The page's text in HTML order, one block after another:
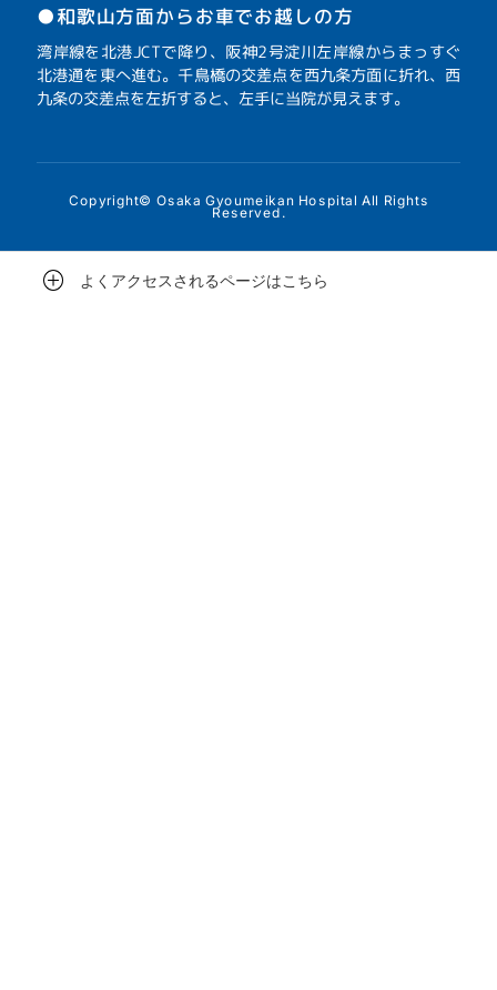
●和歌山方面からお車でお越しの方
湾岸線を北港JCTで降り、阪神2号淀川左岸線からまっすぐ
北港通を東へ進む。千鳥橋の交差点を西九条方面に折れ、西
九条の交差点を左折すると、左手に当院が見えます。
Copyright© Osaka Gyoumeikan Hospital All Rights
Reserved.
よくアクセスされるページはこちら